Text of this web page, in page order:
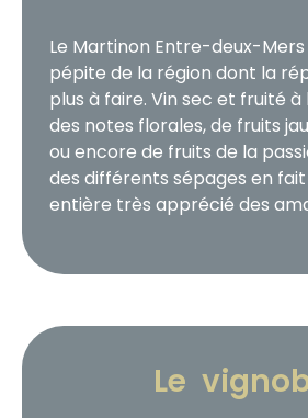
Le Martinon Entre-deux-
pépite de la région dont la
plus à faire. Vin sec et fruité à
des notes florales, de fruits
ou encore de fruits de la
des différents sépages en
entière très apprécié des
Le